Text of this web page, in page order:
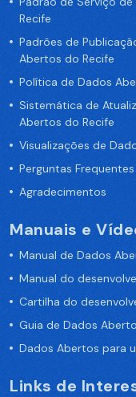
Recife
Padrões de
Abertos do Recife
Política de Dados
Sistemática de
Abertos do Recife
Visualizações de
Perguntas Frequentes
Agradecimentos
Manuais e
Manual de Dados
Manual do
Cartilha do
Guia de Dados
Dados Abertos para
Links de